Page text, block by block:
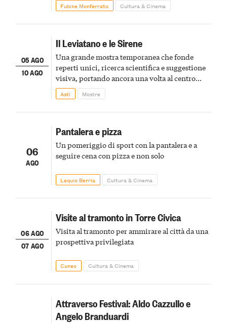
Fubine Monferrato Cultura & Cinema
05 AGO
10 AGO
Il Leviatano e le Sirene
Una grande mostra temporanea che fonde
reperti unici, ricerca scientifica e suggestione
visiva, portando ancora una volta al centro
della scena le meraviglie del passato astigiano
Asti Mostre
06
AGO
Pantalera e pizza
Un pomeriggio di sport con la pantalera e a
seguire cena con pizza e non solo
Lequio Berria Cultura & Cinema
06 AGO
07 AGO
Visite al tramonto in Torre Civica
Visita al tramonto per ammirare al città da una
prospettiva privilegiata
Cuneo Cultura & Cinema
Attraverso Festival: Aldo Cazzullo e
Angelo Branduardi